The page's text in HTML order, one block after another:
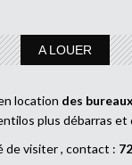
A LOUER
location des bureaux
plus débarras et
de visiter , contact :